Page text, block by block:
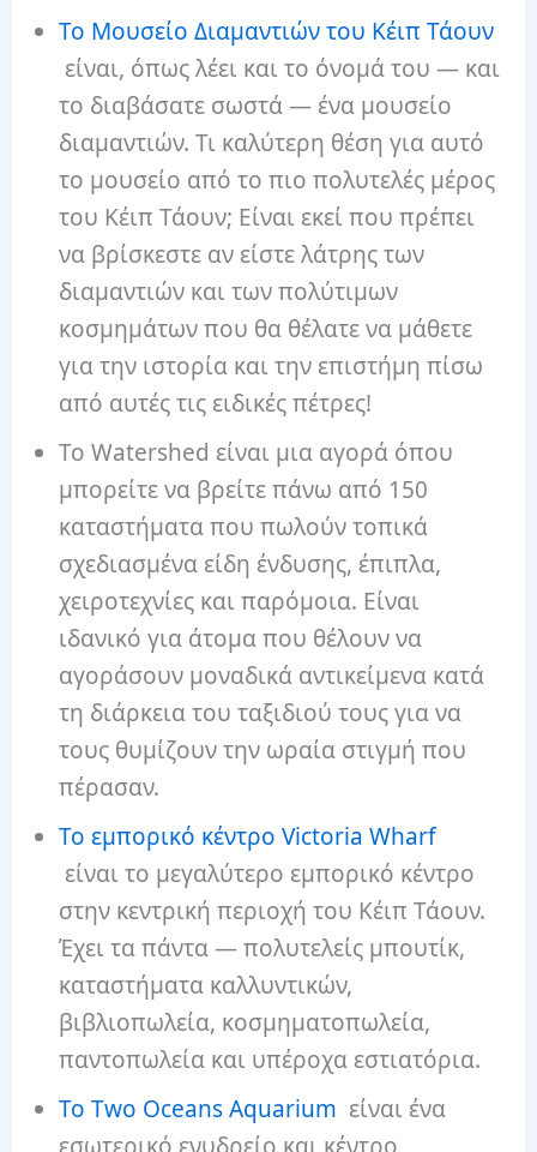
Το Μουσείο Διαμαντιών του Κέιπ Τάουν
είναι, όπως λέει και το όνομά του — και
το διαβάσατε σωστά — ένα μουσείο
διαμαντιών. Τι καλύτερη θέση για αυτό
το μουσείο από το πιο πολυτελές μέρος
του Κέιπ Τάουν; Είναι εκεί που πρέπει
να βρίσκεστε αν είστε λάτρης των
διαμαντιών και των πολύτιμων
κοσμημάτων που θα θέλατε να μάθετε
για την ιστορία και την επιστήμη πίσω
από αυτές τις ειδικές πέτρες!
Το Watershed είναι μια αγορά όπου
μπορείτε να βρείτε πάνω από 150
καταστήματα που πωλούν τοπικά
σχεδιασμένα είδη ένδυσης, έπιπλα,
χειροτεχνίες και παρόμοια. Είναι
ιδανικό για άτομα που θέλουν να
αγοράσουν μοναδικά αντικείμενα κατά
τη διάρκεια του ταξιδιού τους για να
τους θυμίζουν την ωραία στιγμή που
πέρασαν.
Το εμπορικό κέντρο Victoria Wharf
είναι το μεγαλύτερο εμπορικό κέντρο
στην κεντρική περιοχή του Κέιπ Τάουν.
Έχει τα πάντα — πολυτελείς μπουτίκ,
καταστήματα καλλυντικών,
βιβλιοπωλεία, κοσμηματοπωλεία,
παντοπωλεία και υπέροχα εστιατόρια.
Το Two Oceans Aquarium είναι ένα